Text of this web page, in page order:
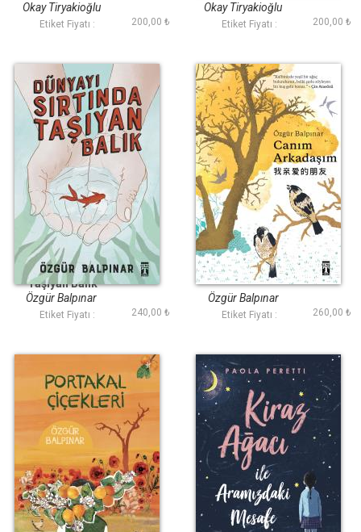
Okay Tiryakioğlu
Etiket Fiyatı : 200,00 ₺
Okay Tiryakioğlu
Etiket Fiyatı : 200,00 ₺
Dünyayı Sırtında
Taşıyan Balık
Özgür Balpınar
Etiket Fiyatı : 240,00 ₺
Canım Arkadaşım
Özgür Balpınar
Etiket Fiyatı : 260,00 ₺